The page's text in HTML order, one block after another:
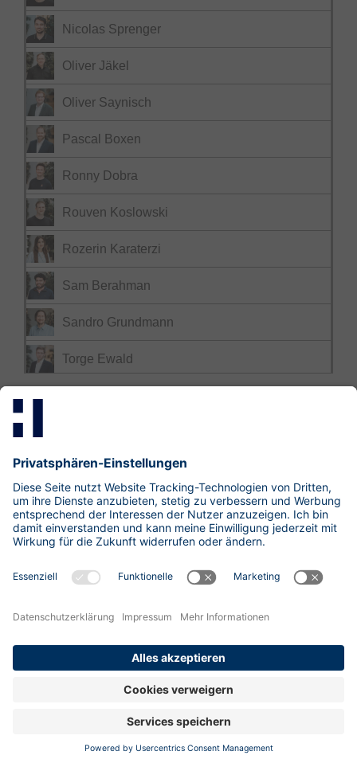
Nicolas Sprenger
Oliver Jäkel
Oliver Saynisch
Pascal Boxen
Ronny Dobra
Rouven Koslowski
Rozerin Karaterzi
Sam Berahman
Sandro Grundmann
Torge Ewald
Mastodon
LinkedIn
Xing
Impressum
Datenschutzhinweise